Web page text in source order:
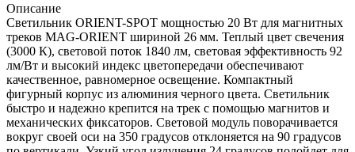
Описание
Светильник ORIENT-SPOT мощностью 20 Вт для магнитных
треков MAG-ORIENT шириной 26 мм. Теплый цвет свечения
(3000 К), световой поток 1840 лм, световая эффективность 92
лм/Вт и высокий индекс цветопередачи обеспечивают
качественное, равномерное освещение. Компактный
фигурный корпус из алюминия черного цвета. Светильник
быстро и надежно крепится на трек с помощью магнитов и
механических фиксаторов. Световой модуль поворачивается
вокруг своей оси на 350 градусов отклоняется на 90 градусов